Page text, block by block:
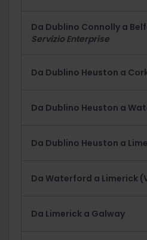
Da Dublino Connolly a
Servizio Enterprise
Da Dublino Heuston a
Da Dublino Heuston a
Da Dublino Heuston a
Da Waterford a Limerick
Da Limerick a Galway